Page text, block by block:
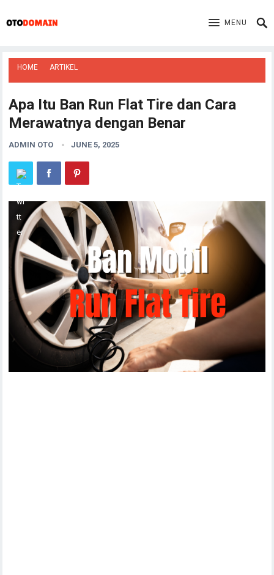
MENU
HOME ARTIKEL
Apa Itu Ban Run Flat Tire dan Cara
Merawatnya dengan Benar
ADMIN OTO JUNE 5, 2025